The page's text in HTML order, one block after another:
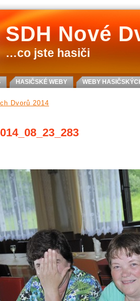
SDH Nové
…co jste hasiči
HASIČSKÉ WEBY WEBY
Dvorů 2014